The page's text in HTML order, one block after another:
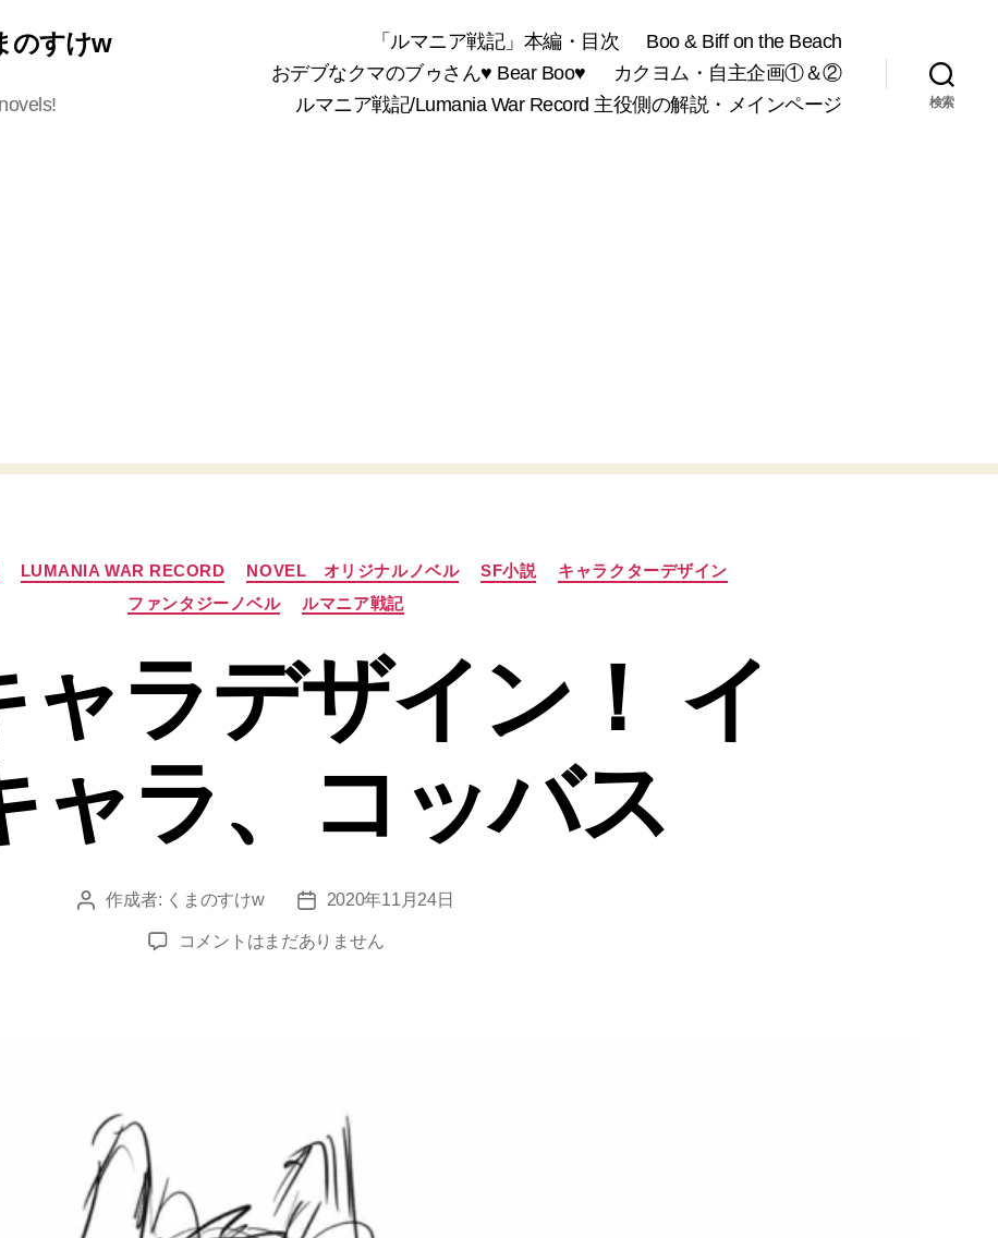
のすけw
「ルマニア戦記」本編・目次
Boo & Biff on the Beach
おデブなクマのブゥさん♥ Bear Boo♥
カクヨム・自主企画①＆②
ルマニア戦記/Lumania War Record 主役側の解説・メインページ
検索
カ
テ
ゴ
LUMANIA WAR RECORD NOVEL オリジナルノベル SF小説
キャラクターデザイン
ファンタジーノベル
ルマニア戦記
ャラデザイン！ イ
ャラ、コッバス
投
作成者: くまのすけw
投
日
2020年11月24日
オ
ヌ
キ
コメントはまだありません